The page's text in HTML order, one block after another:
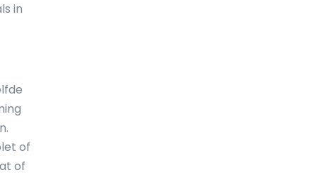
in
of
of